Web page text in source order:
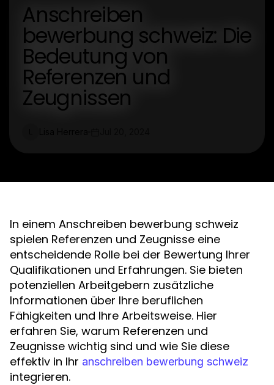
Anschreiben
bewerbung schweiz: Die
Bedeutung von
Referenzen und
Zeugnissen
In einem Anschreiben bewerbung schweiz
spielen Referenzen und Zeugnisse eine
entscheidende Rolle bei der Bewertung Ihrer
Qualifikationen und Erfahrungen. Sie bieten
potenziellen Arbeitgebern zusätzliche
Informationen über Ihre beruflichen
Fähigkeiten und Ihre Arbeitsweise. Hier
erfahren Sie, warum Referenzen und
Zeugnisse wichtig sind und wie Sie diese
effektiv in Ihr anschreiben bewerbung schweiz
integrieren.